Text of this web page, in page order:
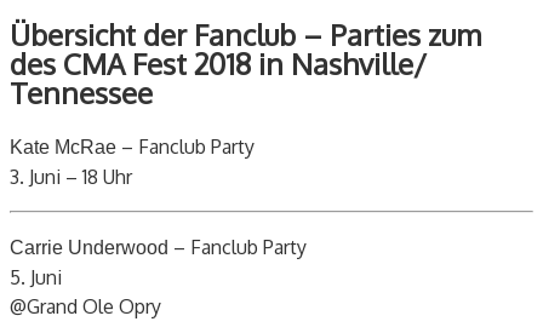
Übersicht der Fanclub – Parties zum
des CMA Fest 2018 in Nashville/
Tennessee
Kate McRae – Fanclub Party
3. Juni – 18 Uhr
Carrie Underwood – Fanclub Party
5. Juni
@Grand Ole Opry